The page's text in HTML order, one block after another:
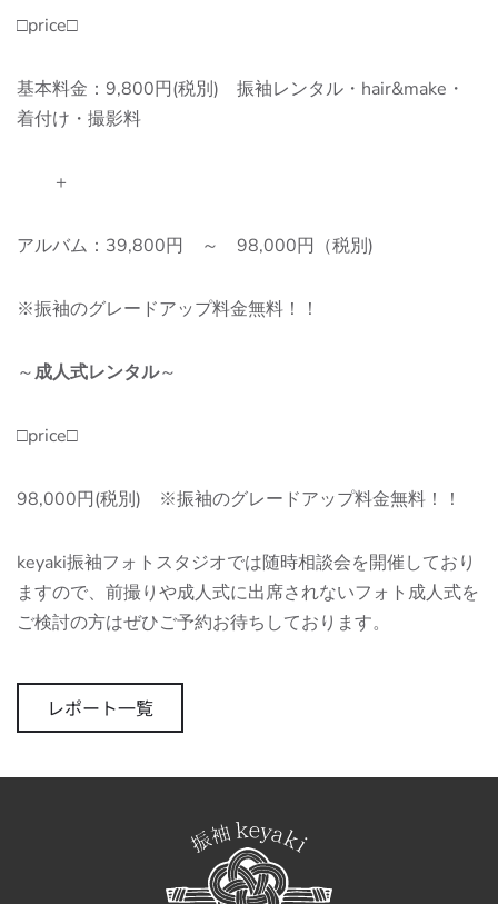
□price□
基本料金：9,800円(税別) 振袖レンタル・hair&make・
着付け・撮影料
＋
アルバム：39,800円 ～ 98,000円（税別)
※振袖のグレードアップ料金無料！！
～成人式レンタル～
□price□
98,000円(税別) ※振袖のグレードアップ料金無料！！
keyaki振袖フォトスタジオでは随時相談会を開催しており
ますので、前撮りや成人式に出席されないフォト成人式を
ご検討の方はぜひご予約お待ちしております。
レポート一覧